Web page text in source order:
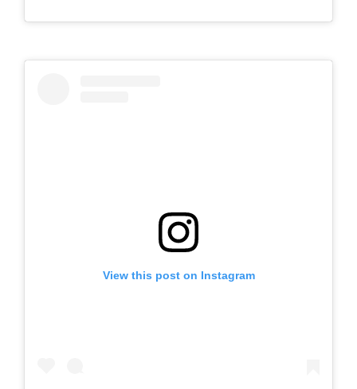
View this post on Instagram